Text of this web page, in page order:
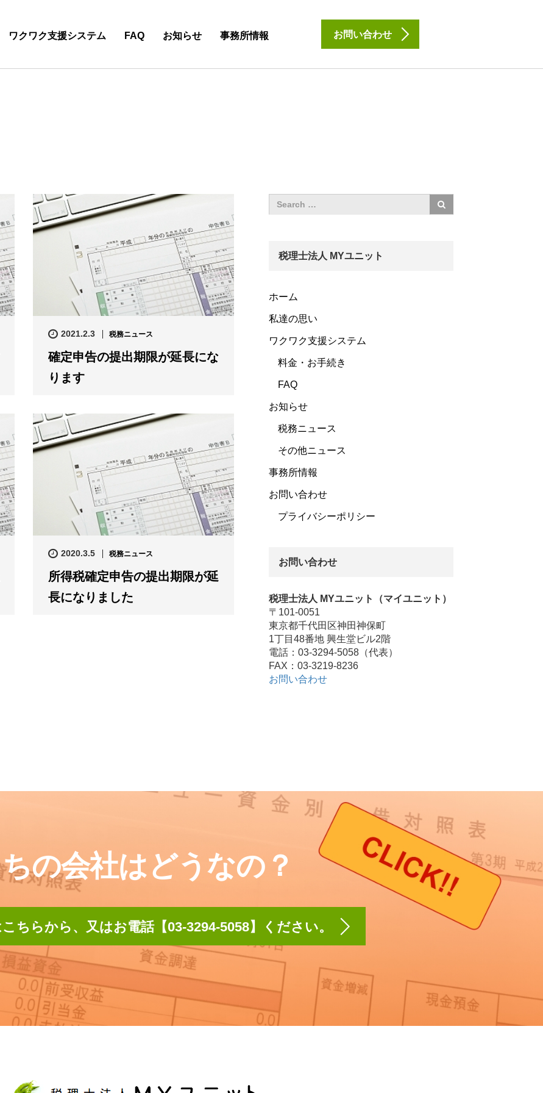
ワクワク支援システム FAQ お知らせ 事務所情報 お問い合わせ
2021.2.3 税務ニュース
確定申告の提出期限が延長にな
ります
2020.3.5 税務ニュース
所得税確定申告の提出期限が延
長になりました
税理士法人 MYユニット
ホーム
私達の思い
ワクワク支援システム
料金・お手続き
FAQ
お知らせ
税務ニュース
その他ニュース
事務所情報
お問い合わせ
プライバシーポリシー
お問い合わせ
税理士法人 MYユニット（マイユニット）
〒101-0051
東京都千代田区神田神保町
1丁目48番地 興生堂ビル2階
電話：03-3294-5058（代表）
FAX：03-3219-8236
お問い合わせ
の会社はどうなの？
ちらから、又はお電話【03-3294-5058】ください。